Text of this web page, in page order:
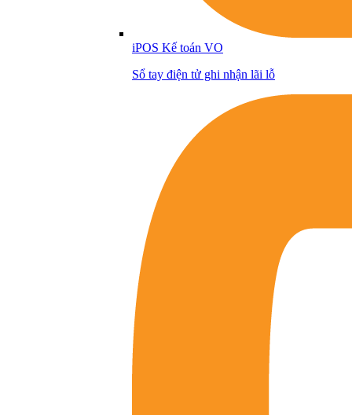
iPOS Kế toán VO
Sổ tay điện tử ghi nhận lãi lỗ